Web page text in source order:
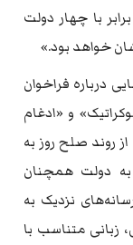
با چهار دولت
خواهد بود.»
درباره فراخوان
دموکراتیک» و «ادغام
روند صلح روز به
به دولت همچنان
نزدیک به
متناسب با